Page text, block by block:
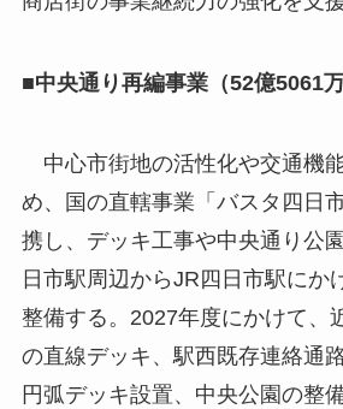
■中央通り再編事業（52億5061万
中心市街地の活性化や交通機
め、国の直轄事業「バスタ四日
携し、デッキ工事や中央通り公
日市駅周辺からJR四日市駅にか
整備する。2027年度にかけて、
の直線デッキ、駅西既存連絡通
円弧デッキ設置、中央公園の整